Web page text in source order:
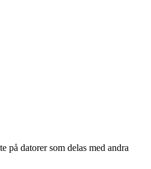
på datorer som delas med andra